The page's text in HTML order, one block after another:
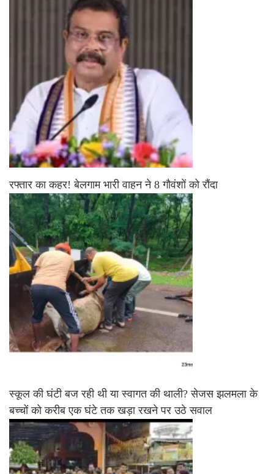
रफ्तार का कहर! बेलगाम भारी वाहन ने 8 गौवंशों को रौंदा
स्कूल की घंटी बज रही थी या स्वागत की थाली? सेजस झलमला के
बच्चों को करीब एक घंटे तक खड़ा रखने पर उठे सवाल